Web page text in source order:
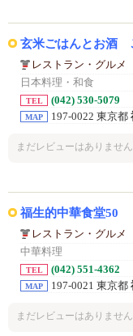
玄米ごはんとお酒
レストラン・グルメ
日本料理・和食
TEL (042) 530-5079
MAP 197-0022 東京都
まだレビューはありません
福生的中華食堂50
レストラン・グルメ
中華料理
TEL (042) 551-4362
MAP 197-0021 東京都
まだレビューはありません